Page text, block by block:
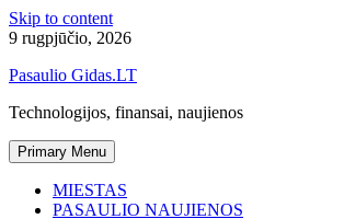
Skip to content
9 rugpjūčio, 2026
Pasaulio Gidas.LT
Technologijos, finansai, naujienos
Primary Menu
MIESTAS
PASAULIO NAUJIENOS